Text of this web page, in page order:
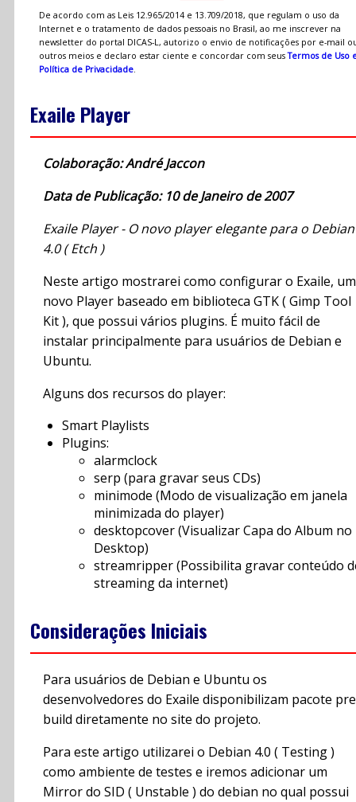
De acordo com as Leis 12.965/2014 e 13.709/2018, que regulam o uso da
Internet e o tratamento de dados pessoais no Brasil, ao me inscrever na
newsletter do portal DICAS-L, autorizo o envio de notificações por e-mail
outros meios e declaro estar ciente e concordar com seusTermos de Uso
Política de Privacidade.
Exaile Player
Colaboração: André Jaccon
Data de Publicação: 10 de Janeiro de 2007
Exaile Player - O novo player elegante para o Debian
4.0 ( Etch )
Neste artigo mostrarei como configurar o Exaile, um
novo Player baseado em biblioteca GTK ( Gimp Tool
Kit ), que possui vários plugins. É muito fácil de
instalar principalmente para usuários de Debian e
Ubuntu.
Alguns dos recursos do player:
Smart Playlists
Plugins:
alarmclock
serp (para gravar seus CDs)
minimode (Modo de visualização em janela
minimizada do player)
desktopcover (Visualizar Capa do Album no
Desktop)
streamripper (Possibilita gravar conteúdo
streaming da internet)
Considerações Iniciais
Para usuários de Debian e Ubuntu os
desenvolvedores do Exaile disponibilizam pacote
build diretamente no site do projeto.
Para este artigo utilizarei o Debian 4.0 ( Testing )
como ambiente de testes e iremos adicionar um
Mirror do SID ( Unstable ) do debian no qual possui